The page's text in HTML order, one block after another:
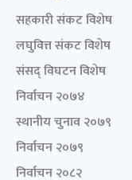
सहकारी संकट विशेष
लघुवित्त संकट विशेष
संसद् विघटन विशेष
निर्वाचन २०७४
स्थानीय चुनाव २०७९
निर्वाचन २०७९
निर्वाचन २०८२